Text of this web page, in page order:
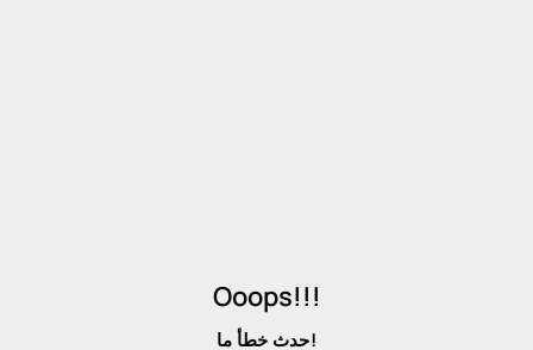
Ooops!!!
حدث خطأ ما!